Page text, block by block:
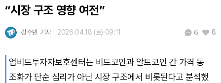
“시장 구조 영향 여전”
강수빈 기자 2026.04.18 (토) 09:11 6 8
업비트투자자보호센터는 비트코인과 알트코인 간 가격 동
조화가 단순 심리가 아닌 시장 구조에서 비롯된다고 분석했